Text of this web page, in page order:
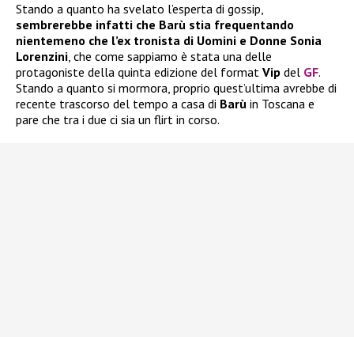
Stando a quanto ha svelato l’esperta di gossip,
sembrerebbe infatti che Barù stia frequentando
nientemeno che l’ex tronista di Uomini e Donne Sonia
Lorenzini, che come sappiamo è stata una delle
protagoniste della quinta edizione del format Vip del GF.
Stando a quanto si mormora, proprio quest’ultima avrebbe di
recente trascorso del tempo a casa di Barù in Toscana e
pare che tra i due ci sia un flirt in corso.